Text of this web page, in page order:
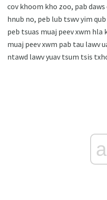
cov khoom kho zoo, pab
hnub no, peb lub tswv yim
peb tsuas muaj peev xwm hla
muaj peev xwm pab tau lawv
ntawd lawv yuav tsum tsis